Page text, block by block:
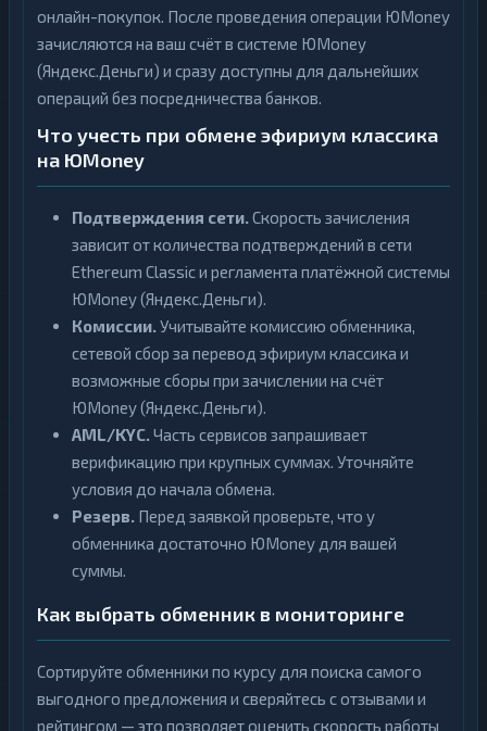
онлайн-покупок. После проведения операции ЮMoney
зачисляются на ваш счёт в системе ЮMoney
(Яндекс.Деньги) и сразу доступны для дальнейших
операций без посредничества банков.
Что учесть при обмене эфириум классика
на ЮMoney
Подтверждения сети.Скорость зачисления
зависит от количества подтверждений в сети
Ethereum Classic и регламента платёжной системы
ЮMoney (Яндекс.Деньги).
Комиссии.Учитывайте комиссию обменника,
сетевой сбор за перевод эфириум классика и
возможные сборы при зачислении на счёт
ЮMoney (Яндекс.Деньги).
AML/KYC.Часть сервисов запрашивает
верификацию при крупных суммах. Уточняйте
условия до начала обмена.
Резерв. Перед заявкой проверьте, что у
обменника достаточно ЮMoney для вашей
суммы.
Как выбрать обменник в мониторинге
Сортируйте обменники по курсу для поиска самого
выгодного предложения и сверяйтесь с отзывами и
рейтингом — это позволяет оценить скорость работы